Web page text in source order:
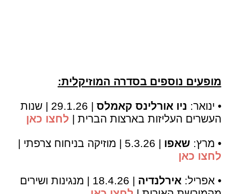
מופעים נוספים בסדרה המוזיקלית:
• ינואר: ניו אורלינס קאמלס
| 29.1.26 | שנות
העשרים העליזות בארצות הברית | לחצו כאן
• מרץ: שאפו | 5.3.26 | מוזיקה בניחוח צרפתי |
לחצו כאן
• אפריל:אירלנדיה
| 18.4.26 | מנגינות ושירים